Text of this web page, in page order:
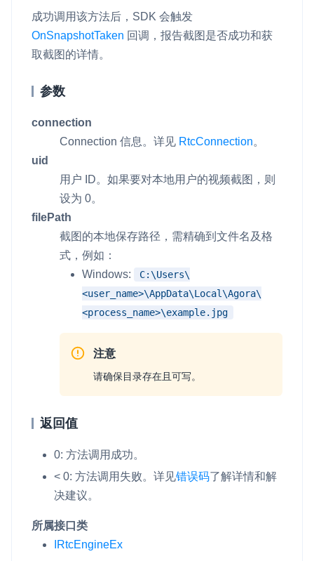
成功调用该方法后，SDK 会触发
OnSnapshotTaken 回调，报告截图是否成功和获
取截图的详情。
参数
connection
Connection 信息。详见 RtcConnection。
uid
用户 ID。如果要对本地用户的视频截图，则
设为 0。
filePath
截图的本地保存路径，需精确到文件名及格
式，例如：
Windows:
C:\Users\
<user_name>\AppData\Local\Agora\
<process_name>\example.jpg
注意
请确保目录存在且可写。
返回值
0: 方法调用成功。
< 0: 方法调用失败。 详见错误码了解详情和解
决建议。
所属接口类
IRtcEngineEx